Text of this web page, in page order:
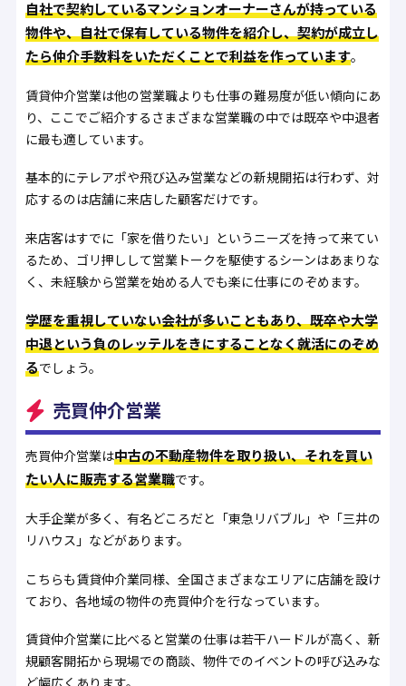
自社で契約しているマンションオーナーさんが持っている
物件や、自社で保有している物件を紹介し、契約が成立し
たら仲介手数料をいただくことで利益を作っています。
賃貸仲介営業は他の営業職よりも仕事の難易度が低い傾向にあ
り、ここでご紹介するさまざまな営業職の中では既卒や中退者
に最も適しています。
基本的にテレアポや飛び込み営業などの新規開拓は行わず、対
応するのは店舗に来店した顧客だけです。
来店客はすでに「家を借りたい」というニーズを持って来てい
るため、ゴリ押しして営業トークを駆使するシーンはあまりな
く、未経験から営業を始める人でも楽に仕事にのぞめます。
学歴を重視していない会社が多いこともあり、既卒や大学
中退という負のレッテルをきにすることなく就活にのぞめ
るでしょう。
売買仲介営業
売買仲介営業は中古の不動産物件を取り扱い、それを買い
たい人に販売する営業職です。
大手企業が多く、有名どころだと「東急リバブル」や「三井の
リハウス」などがあります。
こちらも賃貸仲介業同様、全国さまざまなエリアに店舗を設け
ており、各地域の物件の売買仲介を行なっています。
賃貸仲介営業に比べると営業の仕事は若干ハードルが高く、新
規顧客開拓から現場での商談、物件でのイベントの呼び込みな